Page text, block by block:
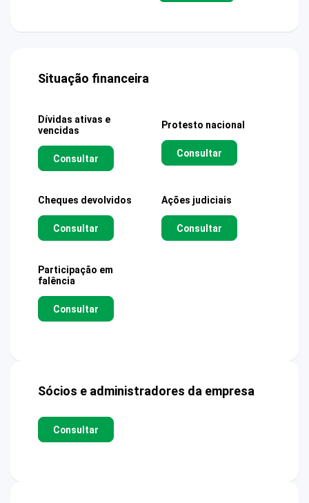
Situação financeira
Dívidas ativas e
vencidas
Consultar
Protesto nacional
Consultar
Cheques devolvidos
Consultar
Ações judiciais
Consultar
Participação em
falência
Consultar
Sócios e administradores da empresa
Consultar